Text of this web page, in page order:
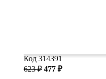
Код 314391
623 ₽ 477 ₽